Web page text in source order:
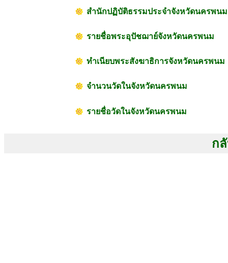
สำนักปฏิบัติธรรมประจำจังหวัดนครพน
รายชื่อพระอุปัชฌาย์จังหวัดนครพนม
ทำเนียบพระสังฆาธิการจังหวัดนครพนม
จำนวนวัดในจังหวัดนครพนม
รายชื่อวัดในจังหวัดนครพนม
ก